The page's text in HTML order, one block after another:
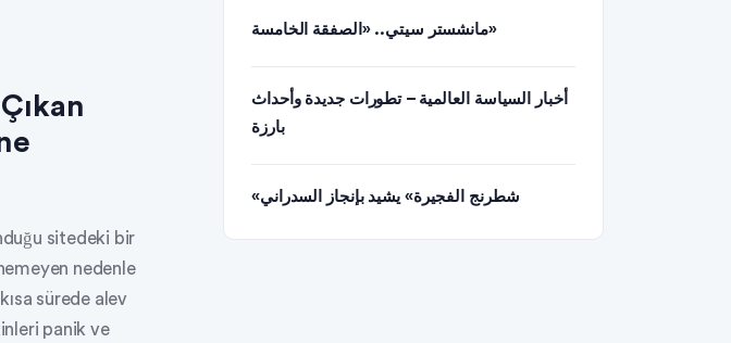
sitedeki bir
nedenle
sürede alev
panik ve
مانشستر سيتي.. «الصفقة الخامسة»
أخبار السياسة العالمية – تطورات جديدة وأحداث
بارزة
«شطرنج الفجيرة» يشيد بإنجاز السدراني